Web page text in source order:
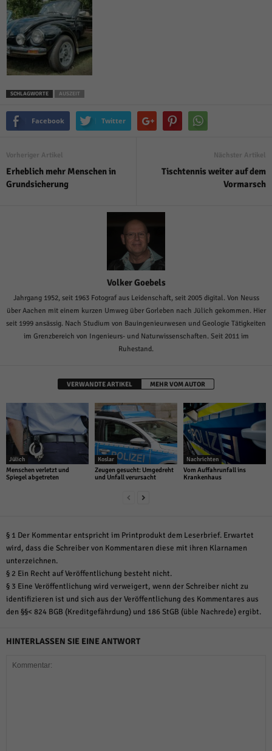
SCHLAGWORTE AUSZEIT
Facebook Twitter
Vorheriger Artikel
Erheblich mehr Menschen in
Grundsicherung
Nächster Artikel
Tischtennis weiter auf dem
Vormarsch
Volker Goebels
Jahrgang 1952, seit 1963 Fotograf aus Leidenschaft, seit 2005 digital. Von Neuss
über Aachen mit einem kurzen Umweg über Gorleben nach Jülich gekommen. Hier
seit 1999 ansässig. Nach Studium von Bauingenieurwesen und Geologie Tätigkeiten
im Grenzbereich von Ingenieurs- und Naturwissenschaften. Seit 2011 im
Ruhestand.
VERWANDTE ARTIKEL MEHR VOM AUTOR
Jülich
Menschen verletzt und
Spiegel abgetreten
Koslar
Zeugen gesucht: Umgedreht
und Unfall verursacht
Nachrichten
Vom Auffahrunfall ins
Krankenhaus
§ 1 Der Kommentar entspricht im Printprodukt dem Leserbrief. Erwartet
wird, dass die Schreiber von Kommentaren diese mit ihren Klarnamen
unterzeichnen.
§ 2 Ein Recht auf Veröffentlichung besteht nicht.
§ 3 Eine Veröffentlichung wird verweigert, wenn der Schreiber nicht zu
identifizieren ist und sich aus der Veröffentlichung des Kommentares aus
den §§< 824 BGB (Kreditgefährdung) und 186 StGB (üble Nachrede) ergibt.
HINTERLASSEN SIE EINE ANTWORT